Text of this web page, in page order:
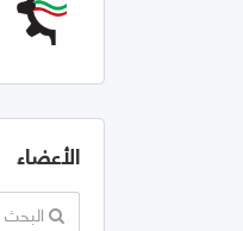
الأعضاء